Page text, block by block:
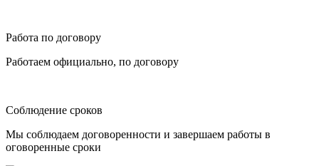
Работа по договору
Работаем официально, по договору
Соблюдение сроков
Мы соблюдаем договоренности и завершаем работы в
оговоренные сроки